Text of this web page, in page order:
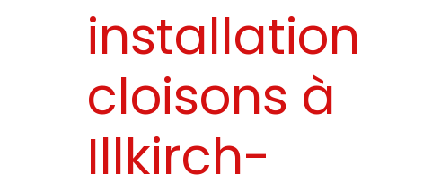
installation
cloisons à
Illkirch-